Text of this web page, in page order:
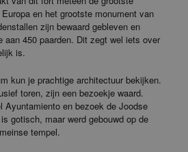
en het grootste monument van
zijn bewaard gebleven en
aan 450 paarden. Dit zegt wel iets over
is.
kun je prachtige architectuur bekijken.
toren, zijn een bezoekje waard.
Ayuntamiento en bezoek de Joodse
gotisch, maar werd gebouwd op de
tempel.